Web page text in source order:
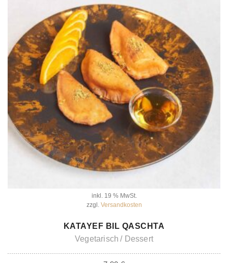
inkl. 19 % MwSt.
zzgl. Versandkosten
IN DEN WARENKORB
KATAYEF BIL QASCHTA
Vegetarisch
Dessert